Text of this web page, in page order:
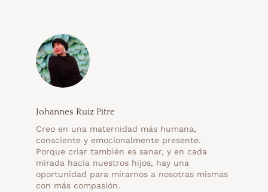
Johannes Ruiz Pitre
Creo en una maternidad más humana,
consciente y emocionalmente presente.
Porque criar también es sanar, y en cada
mirada hacia nuestros hijos, hay una
oportunidad para mirarnos a nosotras mismas
con más compasión.